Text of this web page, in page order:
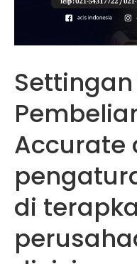
Accurate
di